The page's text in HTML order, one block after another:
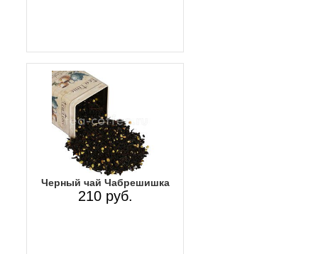
Черный чай Чабрешишка
210 руб.